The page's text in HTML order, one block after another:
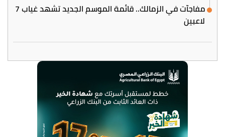
مفاجآت في الزمالك.. قائمة الموسم الجديد تشهد غياب 7
لاعبين